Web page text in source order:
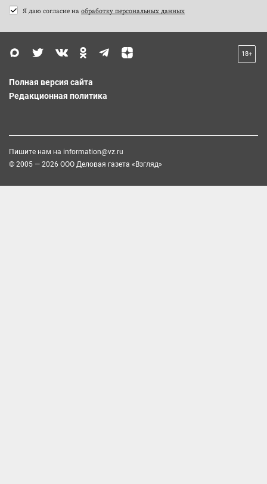
Я даю согласие на обработку персональных данных
18+
Полная версия сайта
Редакционная политика
Пишите нам на information@vz.ru
© 2005 — 2026 ООО Деловая газета «Взгляд»